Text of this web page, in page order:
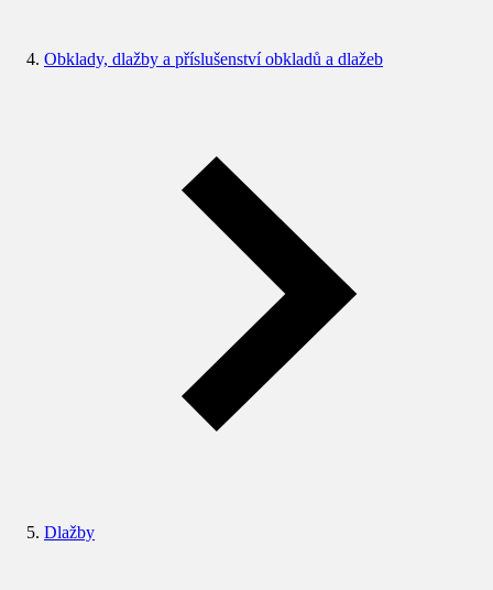
Obklady, dlažby a příslušenství obkladů a dlažeb
Dlažby